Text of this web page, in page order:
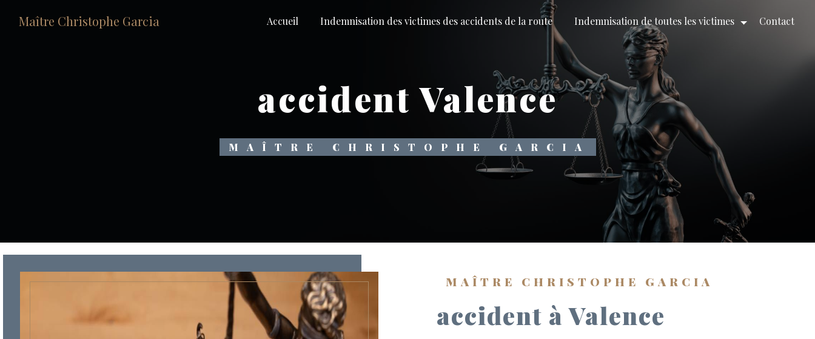
Maître Christophe Garcia Accueil Indemnisation des victimes des accidents de la route Indemnisation de toutes les victimes Contact
accident Valence
MAÎTRE CHRISTOPHE GARCIA
MAÎTRE CHRISTOPHE GARCIA
accident à Valence